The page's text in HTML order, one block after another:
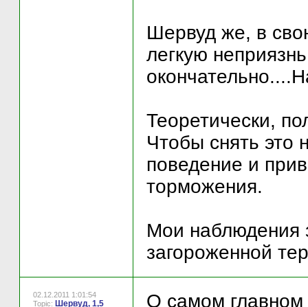
Шервуд же, в
легкую
Теоретически,
Чтобы снять это
поведение и
торможения.
Мои наблюдения
загороженной
02.12.2011 1:01:54
Topic: Шервуд, 1,5
О самом